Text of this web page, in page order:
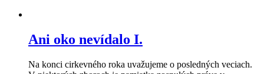
Ani oko nevídalo I.
Na konci cirkevného roka uvažujeme o posledných veciach.